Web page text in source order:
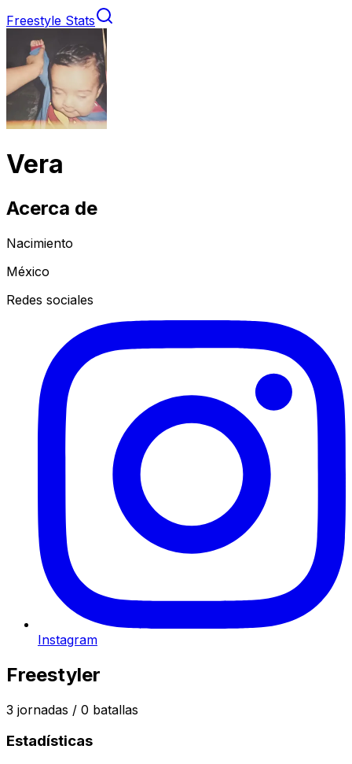
Freestyle Stats
Vera
Acerca de
Nacimiento
México
Redes sociales
Instagram
Freestyler
3 jornadas / 0 batallas
Estadísticas